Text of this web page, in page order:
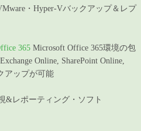
・Hyper-Vバックアップ＆レプ
365 Microsoft Office 365環境の包
Online, SharePoint Online,
アップが可能
&レポーティング・ソフト